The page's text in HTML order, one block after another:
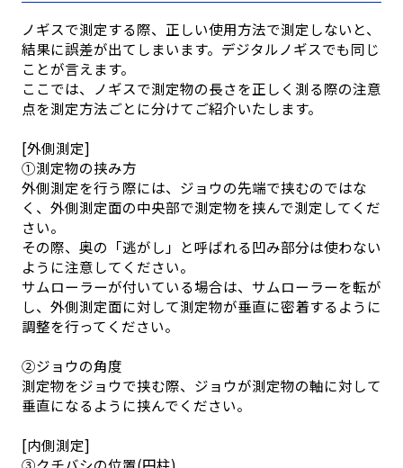
ノギスで測定する際、正しい使用方法で測定しないと、
結果に誤差が出てしまいます。デジタルノギスでも同じ
ことが言えます。
ここでは、ノギスで測定物の長さを正しく測る際の注意
点を測定方法ごとに分けてご紹介いたします。
[外側測定]
①測定物の挟み方
外側測定を行う際には、ジョウの先端で挟むのではな
く、外側測定面の中央部で測定物を挟んで測定してくだ
さい。
その際、奥の「逃がし」と呼ばれる凹み部分は使わない
ように注意してください。
サムローラーが付いている場合は、サムローラーを転が
し、外側測定面に対して測定物が垂直に密着するように
調整を行ってください。
②ジョウの角度
測定物をジョウで挟む際、ジョウが測定物の軸に対して
垂直になるように挟んでください。
[内側測定]
③クチバシの位置(円柱)